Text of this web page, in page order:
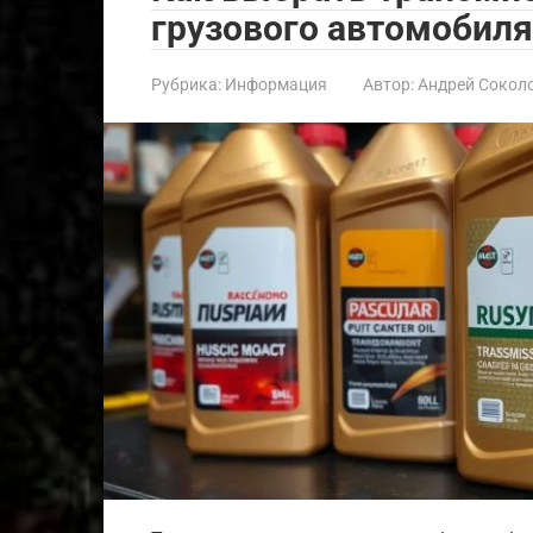
грузового автомобиля
Рубрика: Информация Автор: Андрей